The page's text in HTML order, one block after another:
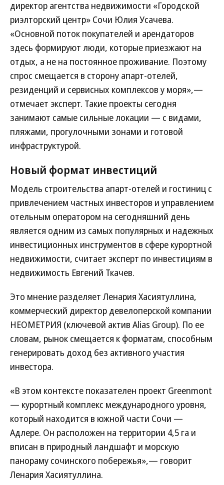
директор агентства недвижимости «Городской
риэлторский центр» Сочи Юлия Усачева.
«Основной поток покупателей и арендаторов
здесь формируют люди, которые приезжают на
отдых, а не на постоянное проживание. Поэтому
спрос смещается в сторону апарт-отелей,
резиденций и сервисных комплексов у моря»,—
отмечает эксперт. Такие проекты сегодня
занимают самые сильные локации — с видами,
пляжами, прогулочными зонами и готовой
инфраструктурой.
Новый формат инвестиций
Модель строительства апарт-оте­лей и гостиниц с
привлечением частных инвесторов и управлением
отельным оператором на сегодняшний день
является одним из самых популярных и надежных
инвестиционных инструментов в сфере курортной
недвижимости, считает эксперт по инвестициям в
недвижимость Евгений Ткачев.
Это мнение разделяет Ленария Хасиятуллина,
коммерческий директор девелоперской компании
НЕОМЕТРИЯ (ключевой актив Alias Group). По ее
словам, рынок смещается к форматам, способным
генерировать доход без активного участия
инвестора.
«В этом контексте показателен проект Greenmont
— курортный комплекс международного уровня,
который находится в южной части Сочи —
Адлере. Он расположен на территории 4,5 га и
вписан в природный ланд­шафт и морскую
панораму сочинского побережья»,— говорит
Ленария Хасиятуллина.